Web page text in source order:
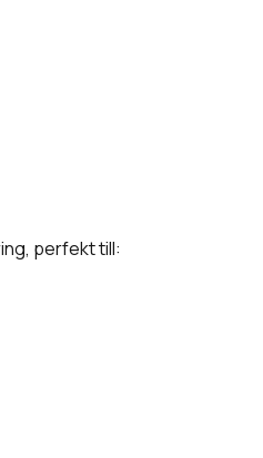
perfekt till: